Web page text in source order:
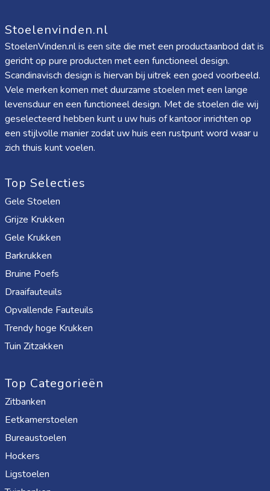
Stoelenvinden.nl
StoelenVinden.nl is een site die met een productaanbod dat is
gericht op pure producten met een functioneel design.
Scandinavisch design is hiervan bij uitrek een goed voorbeeld.
Vele merken komen met duurzame stoelen met een lange
levensduur en een functioneel design. Met de stoelen die wij
geselecteerd hebben kunt u uw huis of kantoor inrichten op
een stijlvolle manier zodat uw huis een rustpunt word waar u
zich thuis kunt voelen.
Top Selecties
Gele Stoelen
Grijze Krukken
Gele Krukken
Barkrukken
Bruine Poefs
Draaifauteuils
Opvallende Fauteuils
Trendy hoge Krukken
Tuin Zitzakken
Top Categorieën
Zitbanken
Eetkamerstoelen
Bureaustoelen
Hockers
Ligstoelen